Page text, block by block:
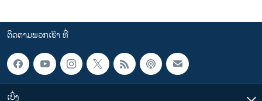
ຕິດຕາມພວກເຮົາ ທີ່
ເບິ່ງ